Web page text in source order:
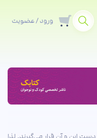
ورود / عضویت